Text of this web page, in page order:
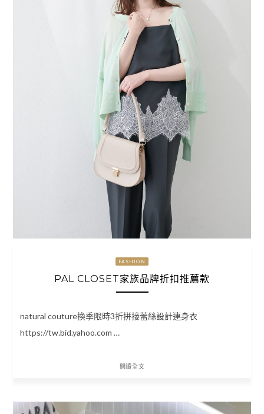
FASHION
PAL CLOSET家族品牌折扣推薦款
natural couture換季限時3折拼接蕾絲設計連身衣
https://tw.bid.yahoo.com …
閱讀全文